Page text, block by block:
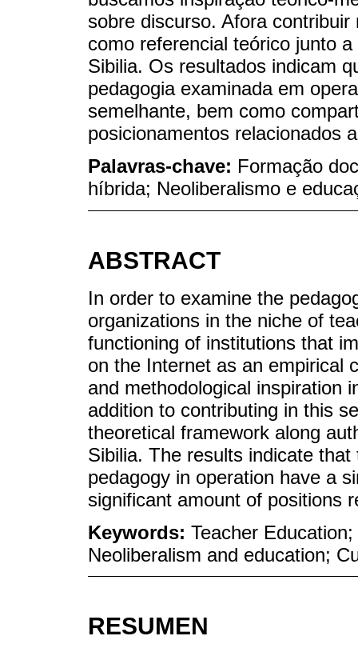
sobre discurso. Afora
como referencial teórico junto
Sibilia. Os resultados indicam
pedagogia examinada em
semelhante, bem como
posicionamentos relacionados
Palavras-chave: Formação
híbrida; Neoliberalismo e
ABSTRACT
In order to examine the
organizations in the niche of
functioning of institutions that
on the Internet as an empirical
and methodological inspiration
addition to contributing in this
theoretical framework along
Sibilia. The results indicate
pedagogy in operation have a
significant amount of positions
Keywords: Teacher
Neoliberalism and education;
RESUMEN